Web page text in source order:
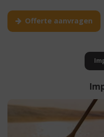
Offerte aanvragen